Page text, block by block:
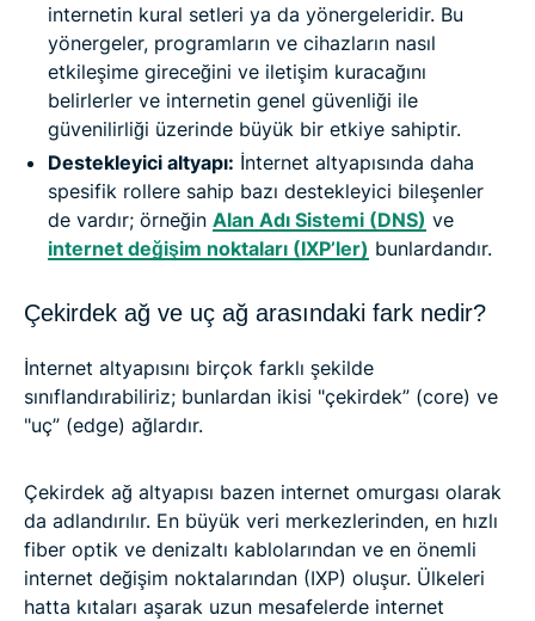
internetin kural setleri ya da yönergeleridir. Bu
yönergeler, programların ve cihazların nasıl
etkileşime gireceğini ve iletişim kuracağını
belirlerler ve internetin genel güvenliği ile
güvenilirliği üzerinde büyük bir etkiye sahiptir.
Destekleyici altyapı: İnternet altyapısında daha
spesifik rollere sahip bazı destekleyici bileşenler
de vardır; örneğin Alan Adı Sistemi (DNS) ve
internet değişim noktaları (IXP’ler) bunlardandır.
Çekirdek ağ ve uç ağ arasındaki fark nedir?
İnternet altyapısını birçok farklı şekilde
sınıflandırabiliriz; bunlardan ikisi "çekirdek” (core) ve
"uç” (edge) ağlardır.
Çekirdek ağ altyapısı bazen internet omurgası olarak
da adlandırılır. En büyük veri merkezlerinden, en hızlı
fiber optik ve denizaltı kablolarından ve en önemli
internet değişim noktalarından (IXP) oluşur. Ülkeleri
hatta kıtaları aşarak uzun mesafelerde internet